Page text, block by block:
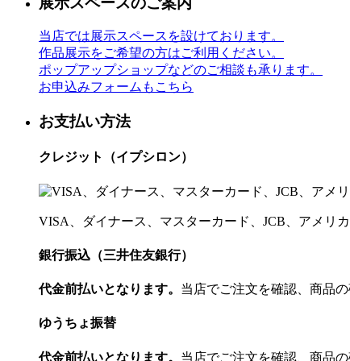
当店では展示スペースを設けております。
作品展示をご希望の方はご利用ください。
ポップアップショップなどのご相談も承ります。
お申込みフォームもこちら
お支払い方法
クレジット（イプシロン）
VISA、ダイナース、マスターカード、JCB、アメリ
銀行振込（三井住友銀行）
代金前払いとなります。 当店でご注文を確認、商品
ゆうちょ振替
代金前払いとなります。 当店でご注文を確認、商品